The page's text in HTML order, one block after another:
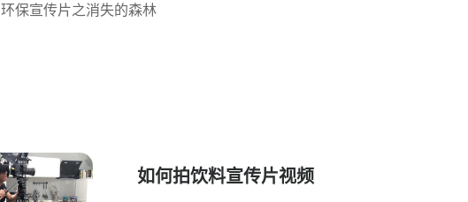
环保宣传片之消失的森林
如何拍饮料宣传片视频